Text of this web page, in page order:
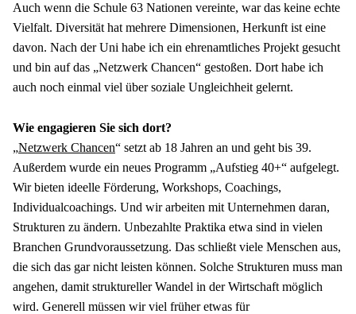
Auch wenn die Schule 63 Nationen vereinte, war das keine echte
Vielfalt. Diversität hat mehrere Dimensionen, Herkunft ist eine
davon. Nach der Uni habe ich ein ehrenamtliches Projekt gesucht
und bin auf das „Netzwerk Chancen“ gestoßen. Dort habe ich
auch noch einmal viel über soziale Ungleichheit gelernt.
Wie engagieren Sie sich dort?
„Netzwerk Chancen“ setzt ab 18 Jahren an und geht bis 39.
Außerdem wurde ein neues Programm „Aufstieg 40+“ aufgelegt.
Wir bieten ideelle Förderung, Workshops, Coachings,
Individualcoachings. Und wir arbeiten mit Unternehmen daran,
Strukturen zu ändern. Unbezahlte Praktika etwa sind in vielen
Branchen Grundvoraussetzung. Das schließt viele Menschen aus,
die sich das gar nicht leisten können. Solche Strukturen muss man
angehen, damit struktureller Wandel in der Wirtschaft möglich
wird. Generell müssen wir viel früher etwas für